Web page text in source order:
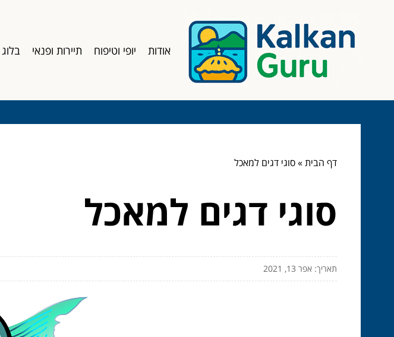
אודות יופי וטיפוח תיירות ופנאי בלוג
דף הבית»סוגי דגים למאכל
סוגי דגים למאכל
תאריך: אפר 13, 2021